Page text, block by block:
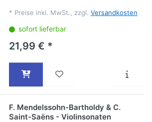
* Preise inkl. MwSt., zzgl. Versandkosten
sofort lieferbar
21,99 € *
F. Mendelssohn-Bartholdy & C.
Saint-Saëns - Violinsonaten